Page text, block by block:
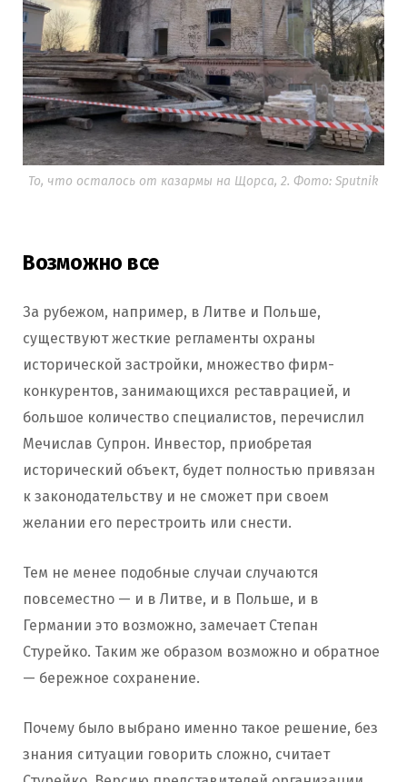
То, что осталось от казармы на Щорса, 2. Фото: Sputnik
Возможно все
За рубежом, например, в Литве и Польше,
существуют жесткие регламенты охраны
исторической застройки, множество фирм-
конкурентов, занимающихся реставрацией, и
большое количество специалистов, перечислил
Мечислав Супрон. Инвестор, приобретая
исторический объект, будет полностью привязан
к законодательству и не сможет при своем
желании его перестроить или снести.
Тем не менее подобные случаи случаются
повсеместно — и в Литве, и в Польше, и в
Германии это возможно, замечает Степан
Стурейко. Таким же образом возможно и обратное
— бережное сохранение.
Почему было выбрано именно такое решение, без
знания ситуации говорить сложно, считает